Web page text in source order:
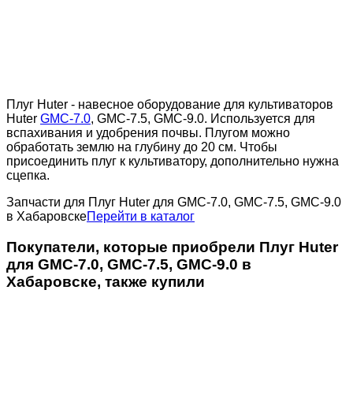
Плуг Huter - навесное оборудование для культиваторов
Huter GMC-7.0, GMC-7.5, GMC-9.0. Используется для
вспахивания и удобрения почвы. Плугом можно
обработать землю на глубину до 20 см. Чтобы
присоединить плуг к культиватору, дополнительно нужна
сцепка.
Запчасти для Плуг Huter для GMC-7.0, GMC-7.5, GMC-9.0
в ХабаровскеПерейти в каталог
Покупатели, которые приобрели Плуг Huter
для GMC-7.0, GMC-7.5, GMC-9.0 в
Хабаровске, также купили